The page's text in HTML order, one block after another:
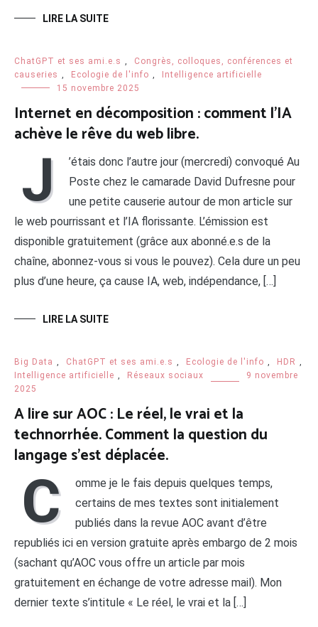
LIRE LA SUITE
ChatGPT et ses ami.e.s
Congrès, colloques, conférences et
causeries
Ecologie de l'info
Intelligence artificielle
15 novembre 2025
Internet en décomposition : comment l’IA
achève le rêve du web libre.
J
’étais donc l’autre jour (mercredi) convoqué Au
Poste chez le camarade David Dufresne pour
une petite causerie autour de mon article sur
le web pourrissant et l’IA florissante. L’émission est
disponible gratuitement (grâce aux abonné.e.s de la
chaîne, abonnez-vous si vous le pouvez). Cela dure un peu
plus d’une heure, ça cause IA, web, indépendance, […]
LIRE LA SUITE
Big Data ChatGPT et ses ami.e.s Ecologie de l'info HDR
Intelligence artificielle
Réseaux sociaux
9 novembre
2025
A lire sur AOC : Le réel, le vrai et la
technorrhée. Comment la question du
langage s’est déplacée.
C
omme je le fais depuis quelques temps,
certains de mes textes sont initialement
publiés dans la revue AOC avant d’être
republiés ici en version gratuite après embargo de 2 mois
(sachant qu’AOC vous offre un article par mois
gratuitement en échange de votre adresse mail). Mon
dernier texte s’intitule « Le réel, le vrai et la […]